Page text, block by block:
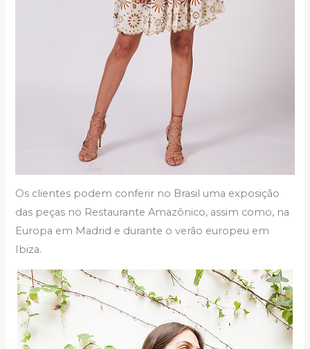
Os clientes podem conferir no Brasil uma exposição
das peças no Restaurante Amazônico, assim como, na
Europa em Madrid e durante o verão europeu em
Ibiza.